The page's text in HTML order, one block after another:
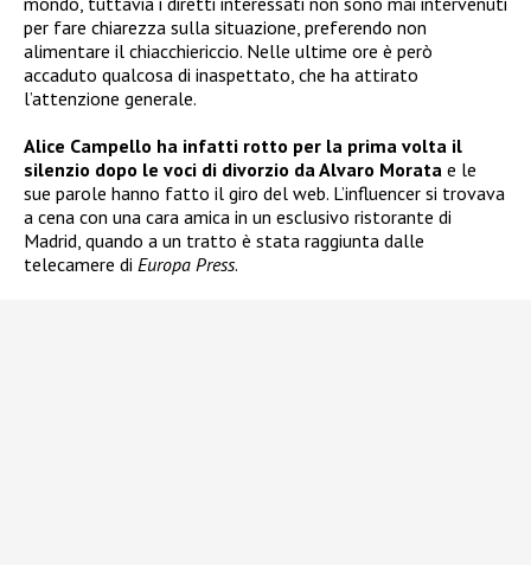
per fare chiarezza sulla situazione, preferendo non
alimentare il chiacchiericcio. Nelle ultime ore è però
accaduto qualcosa di inaspettato, che ha attirato
l’attenzione generale.
Alice Campello ha infatti rotto per la prima volta il
silenzio dopo le voci di divorzio da Alvaro Morata e le
sue parole hanno fatto il giro del web. L’influencer si trovava
a cena con una cara amica in un esclusivo ristorante di
Madrid, quando a un tratto è stata raggiunta dalle
telecamere di Europa Press.